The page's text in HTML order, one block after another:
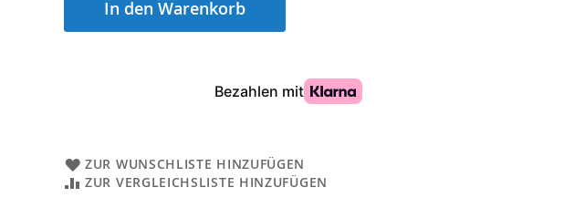
In den Warenkorb
ZUR WUNSCHLISTE HINZUFÜGEN
ZUR VERGLEICHSLISTE HINZUFÜGEN